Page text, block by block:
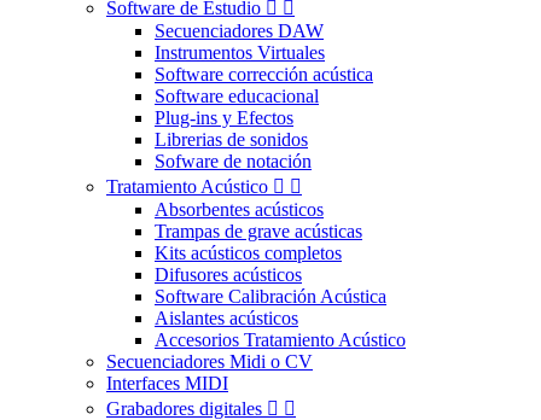
Software de Estudio  
Secuenciadores DAW
Instrumentos Virtuales
Software corrección acústica
Software educacional
Plug-ins y Efectos
Librerias de sonidos
Sofware de notación
Tratamiento Acústico  
Absorbentes acústicos
Trampas de grave acústicas
Kits acústicos completos
Difusores acústicos
Software Calibración Acústica
Aislantes acústicos
Accesorios Tratamiento Acústico
Secuenciadores Midi o CV
Interfaces MIDI
Grabadores digitales  